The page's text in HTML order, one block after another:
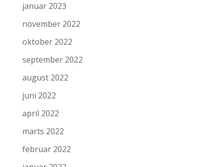
januar 2023
november 2022
oktober 2022
september 2022
august 2022
juni 2022
april 2022
marts 2022
februar 2022